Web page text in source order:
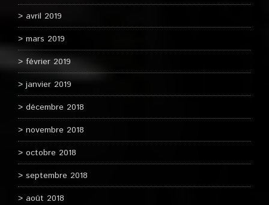
avril 2019
mars 2019
février 2019
janvier 2019
décembre 2018
novembre 2018
octobre 2018
septembre 2018
août 2018